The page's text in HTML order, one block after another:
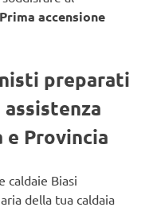
Prima accensione
preparati
e Provincia
caldaie Biasi
della tua caldaia